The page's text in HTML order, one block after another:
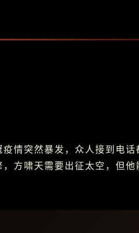
情突然暴发，众人接到电
方啸天需要出征太空，但